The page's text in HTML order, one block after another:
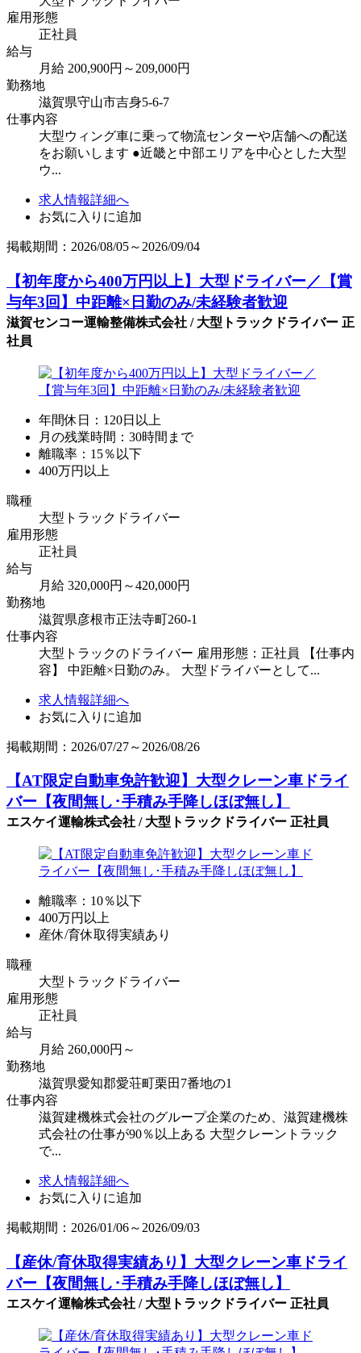
雇用形態
正社員
給与
月給 200,900円～209,000円
勤務地
滋賀県守山市吉身5-6-7
仕事内容
大型ウィング車に乗って物流センターや店舗への配送
をお願いします ●近畿と中部エリアを中心とした大型
ウ...
求人情報詳細へ
お気に入りに追加
掲載期間：2026/08/05～2026/09/04
【初年度から400万円以上】大型ドライバー／【賞
与年3回】中距離×日勤のみ/未経験者歓迎
滋賀センコー運輸整備株式会社 / 大型トラックドライバー 正
社員
年間休日：120日以上
月の残業時間：30時間まで
離職率：15％以下
400万円以上
職種
大型トラックドライバー
雇用形態
正社員
給与
月給 320,000円～420,000円
勤務地
滋賀県彦根市正法寺町260-1
仕事内容
大型トラックのドライバー 雇用形態：正社員 【仕事内
容】 中距離×日勤のみ。 大型ドライバーとして...
求人情報詳細へ
お気に入りに追加
掲載期間：2026/07/27～2026/08/26
【AT限定自動車免許歓迎】大型クレーン車ドライ
バー【夜間無し･手積み手降しほぼ無し】
エスケイ運輸株式会社 / 大型トラックドライバー 正社員
離職率：10％以下
400万円以上
産休/育休取得実績あり
職種
大型トラックドライバー
雇用形態
正社員
給与
月給 260,000円～
勤務地
滋賀県愛知郡愛荘町栗田7番地の1
仕事内容
滋賀建機株式会社のグループ企業のため、滋賀建機株
式会社の仕事が90％以上ある 大型クレーントラック
で...
求人情報詳細へ
お気に入りに追加
掲載期間：2026/01/06～2026/09/03
【産休/育休取得実績あり】大型クレーン車ドライ
バー【夜間無し･手積み手降しほぼ無し】
エスケイ運輸株式会社 / 大型トラックドライバー 正社員